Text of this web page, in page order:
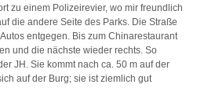
zu einem Polizeirevier, wo mir freundlich
die andere Seite des Parks. Die Straße
entgegen. Bis zum Chinarestaurant
und die nächste wieder rechts. So
JH. Sie kommt nach ca. 50 m auf der
auf der Burg; sie ist ziemlich gut